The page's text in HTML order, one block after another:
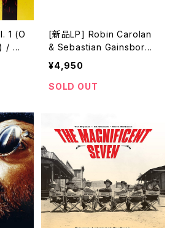
1 (O
/ キ
[新品LP] Robin Carolan
& Sebastian Gainsborou
gh - The Northman (Ori
ginal Motion Picture Sc
ore)
¥4,950
SOLD OUT